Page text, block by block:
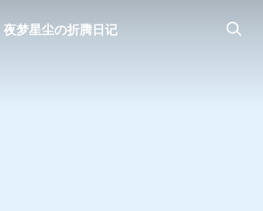
夜梦星尘の折腾日记